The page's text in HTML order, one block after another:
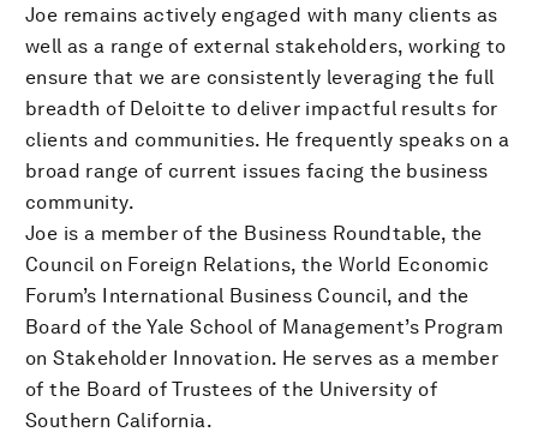
Joe remains actively engaged with many clients as
well as a range of external stakeholders, working to
ensure that we are consistently leveraging the full
breadth of Deloitte to deliver impactful results for
clients and communities. He frequently speaks on a
broad range of current issues facing the business
community.
Joe is a member of the Business Roundtable, the
Council on Foreign Relations, the World Economic
Forum’s International Business Council, and the
Board of the Yale School of Management’s Program
on Stakeholder Innovation. He serves as a member
of the Board of Trustees of the University of
Southern California.